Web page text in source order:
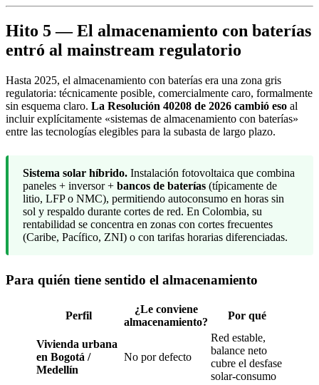
Hito 5 — El almacenamiento con baterías
entró al mainstream regulatorio
Hasta 2025, el almacenamiento con baterías era una zona gris
regulatoria: técnicamente posible, comercialmente caro, formalmente
sin esquema claro. La Resolución 40208 de 2026 cambió eso al
incluir explícitamente «sistemas de almacenamiento con baterías»
entre las tecnologías elegibles para la subasta de largo plazo.
Sistema solar híbrido. Instalación fotovoltaica que combina
paneles + inversor + bancos de baterías (típicamente de
litio, LFP o NMC), permitiendo autoconsumo en horas sin
sol y respaldo durante cortes de red. En Colombia, su
rentabilidad se concentra en zonas con cortes frecuentes
(Caribe, Pacífico, ZNI) o con tarifas horarias diferenciadas.
Para quién tiene sentido el almacenamiento
Perfil
¿Le conviene
almacenamiento?
Por qué
Vivienda urbana
en Bogotá /
Medellín
No por defecto
Red estable,
balance neto
cubre el desfase
solar-consumo